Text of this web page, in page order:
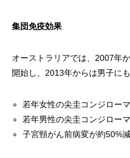
集団免疫効果
オーストラリアでは、2007年
開始し、2013年からは男子に
若年女性の尖圭コンジロー
若年男性の尖圭コンジロー
子宮頸がん前病変が約50%